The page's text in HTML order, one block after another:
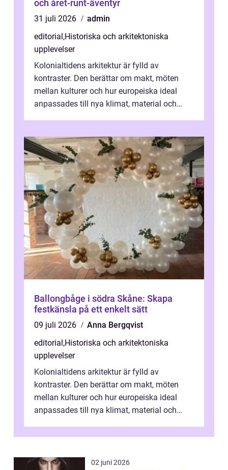
och året-runt-äventyr
31 juli 2026
admin
editorial,Historiska och arkitektoniska
upplevelser
Kolonialtidens arkitektur är fylld av
kontraster. Den berättar om makt, möten
mellan kulturer och hur europeiska ideal
anpassades till nya klimat, material och
Ballongbåge i södra Skåne: Skapa
festkänsla på ett enkelt sätt
09 juli 2026
Anna Bergqvist
editorial,Historiska och arkitektoniska
upplevelser
Kolonialtidens arkitektur är fylld av
kontraster. Den berättar om makt, möten
mellan kulturer och hur europeiska ideal
anpassades till nya klimat, material och
02 juni 2026